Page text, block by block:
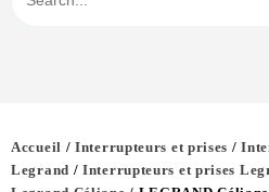
Accueil /Interrupteurs et prises /
Legrand /Interrupteurs et prises